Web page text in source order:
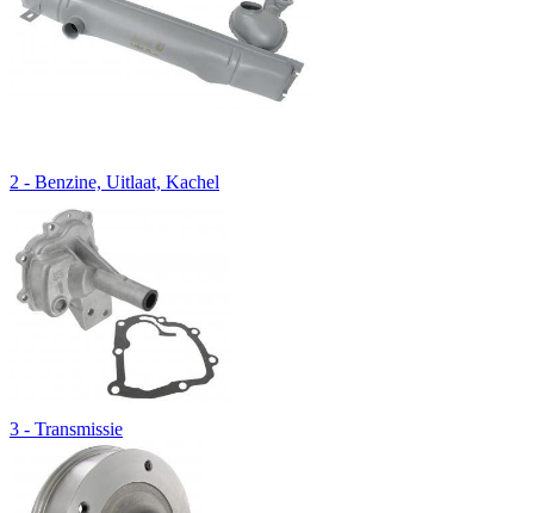
2 - Benzine, Uitlaat, Kachel
3 - Transmissie